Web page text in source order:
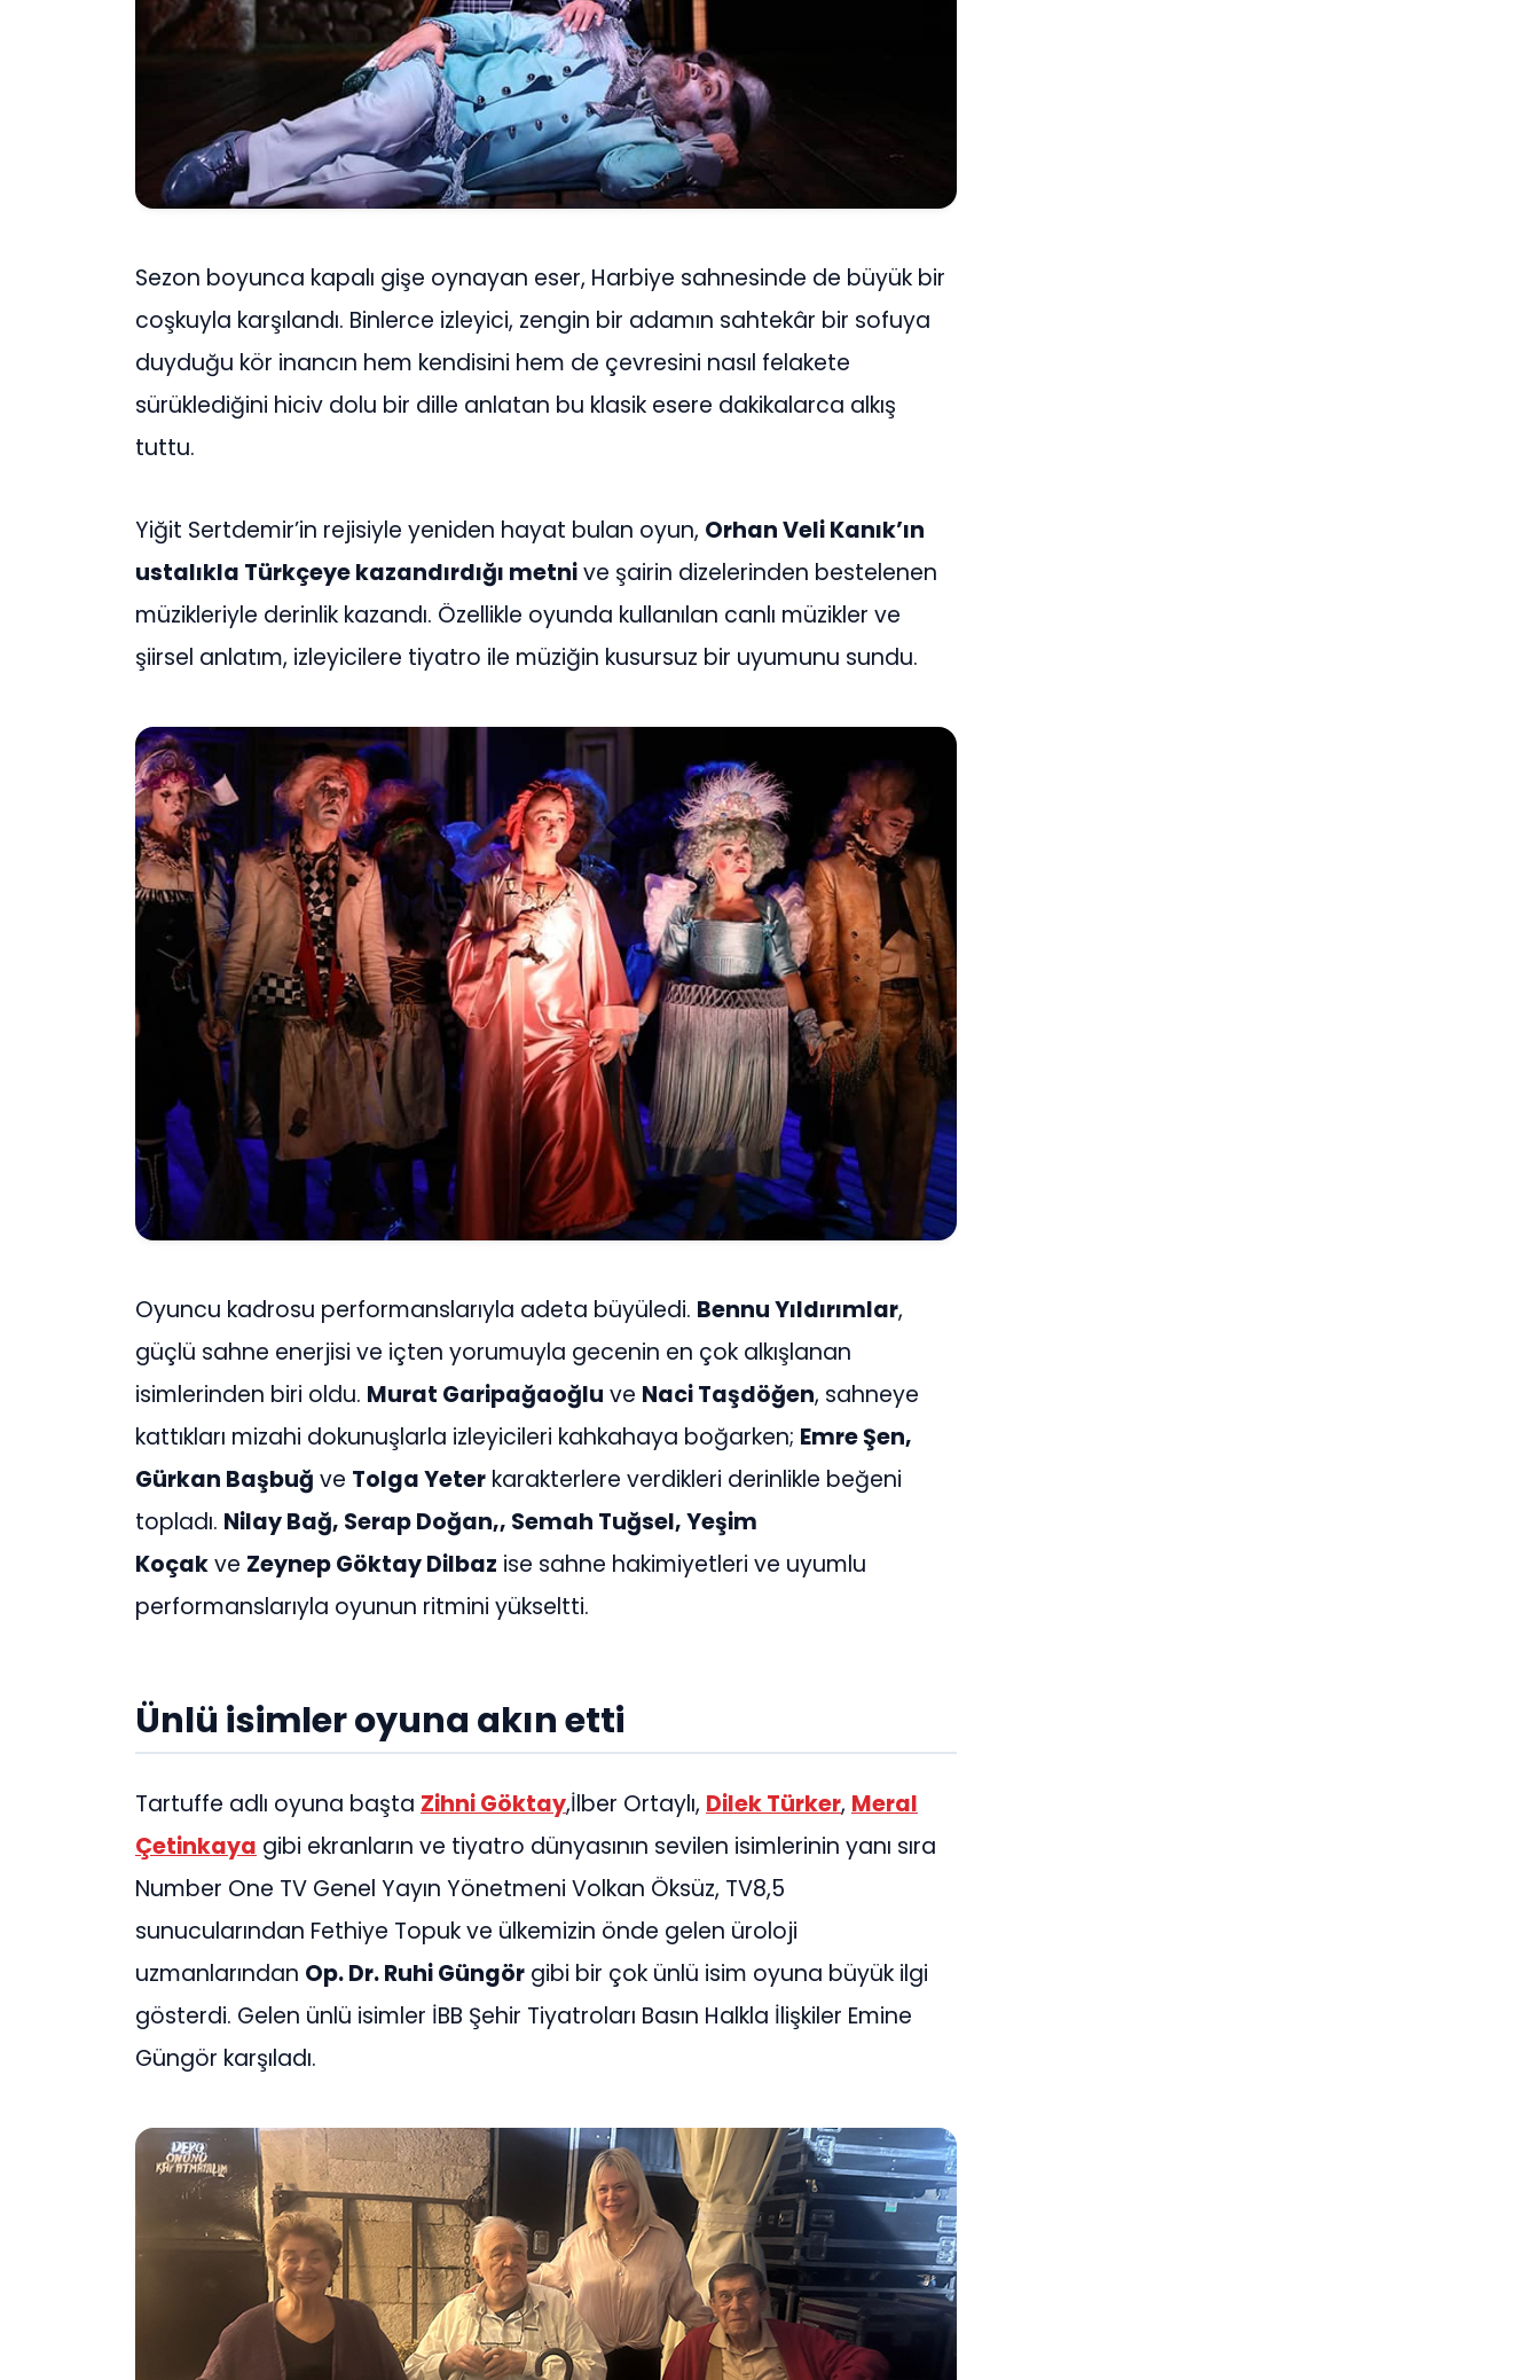
Sezon boyunca kapalı gişe oynayan eser, Harbiye sahnesinde de büyük bir
coşkuyla karşılandı. Binlerce izleyici, zengin bir adamın sahtekâr bir sofuya
duyduğu kör inancın hem kendisini hem de çevresini nasıl felakete
sürüklediğini hiciv dolu bir dille anlatan bu klasik esere dakikalarca alkış
tuttu.
Yiğit Sertdemir’in rejisiyle yeniden hayat bulan oyun, Orhan Veli Kanık’ın
ustalıkla Türkçeye kazandırdığı metnive şairin dizelerinden bestelenen
müzikleriyle derinlik kazandı. Özellikle oyunda kullanılan canlı müzikler ve
şiirsel anlatım, izleyicilere tiyatro ile müziğin kusursuz bir uyumunu sundu.
Oyuncu kadrosu performanslarıyla adeta büyüledi. Bennu Yıldırımlar,
güçlü sahne enerjisi ve içten yorumuyla gecenin en çok alkışlanan
isimlerinden biri oldu. Murat Garipağaoğlu ve Naci Taşdöğen, sahneye
kattıkları mizahi dokunuşlarla izleyicileri kahkahaya boğarken; Emre Şen,
Gürkan Başbuğ ve Tolga Yeter karakterlere verdikleri derinlikle beğeni
topladı. Nilay Bağ, Serap Doğan,, Semah Tuğsel, Yeşim
Koçakve Zeynep Göktay Dilbaz ise sahne hakimiyetleri ve uyumlu
performanslarıyla oyunun ritmini yükseltti.
Ünlü isimler oyuna akın etti
Tartuffe adlı oyuna başta Zihni Göktay,İlber Ortaylı, Dilek Türker, Meral
Çetinkaya gibi ekranların ve tiyatro dünyasının sevilen isimlerinin yanı sıra
Number One TV Genel Yayın Yönetmeni Volkan Öksüz, TV8,5
sunucularından Fethiye Topuk ve ülkemizin önde gelen üroloji
uzmanlarından Op. Dr. Ruhi Güngör gibi bir çok ünlü isim oyuna büyük ilgi
gösterdi. Gelen ünlü isimler İBB Şehir Tiyatroları Basın Halkla İlişkiler Emine
Güngör karşıladı.